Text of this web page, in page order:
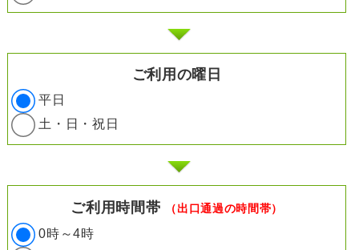
ご利用の曜日
平日
土・日・祝日
ご利用時間帯 （出口通過の時間帯）
0時～4時